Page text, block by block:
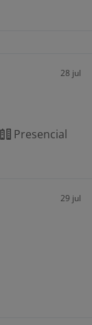
28 jul
Presencial
29 jul